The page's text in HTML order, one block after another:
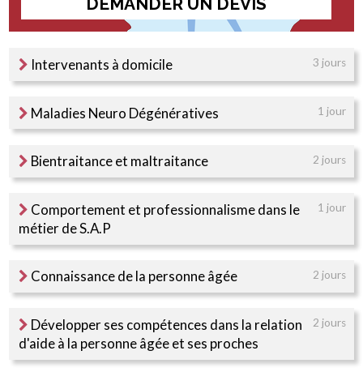
Intervenants à domicile 3 jours
Maladies Neuro Dégénératives 1 jour
Bientraitance et maltraitance 2 jours
Comportement et professionnalisme dans le
métier de S.A.P
1 jour
Connaissance de la personne âgée 2 jours
Développer ses compétences dans la relation
d'aide à la personne âgée et ses proches
2 jours